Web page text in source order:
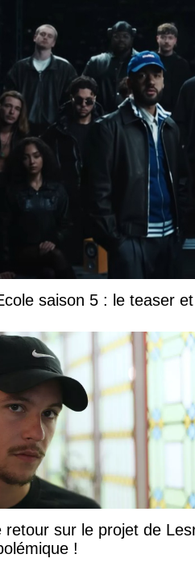
saison 5 : le teaser
retour sur le projet de
!